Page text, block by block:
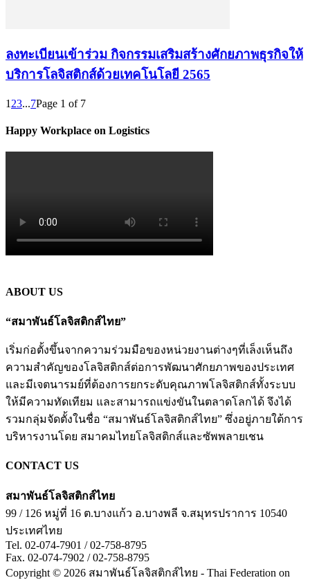
ลงทะเบียนเข้าร่วม กิจกรรมเสริมสร้างศักยภาพธุรกิจให้
บริการโลจิสติกส์ด้วยเทคโนโลยี 2565
1 23...7Page 1 of 7
Happy Workplace on Logistics
ABOUT US
“สมาพันธ์โลจิสติกส์ไทย”
เริ่มก่อตั้งขึ้นจากความร่วมมือของหน่วยงานต่างๆที่เล็งเห็นถึง
ความสำคัญของโลจิสติกส์ต่อการพัฒนาศักยภาพของประเทศ
และมีเจตนารมย์ที่ต้องการยกระดับคุณภาพโลจิสติกส์ทั้งระบบ
ให้มีความทัดเทียม และสามารถแข่งขันในตลาดโลกได้ จึงได้
รวมกลุ่มจัดตั้งในชื่อ “สมาพันธ์โลจิสติกส์ไทย” ซึ่งอยู่ภายใต้การ
บริหารงานโดย สมาคมไทยโลจิสติกส์และซัพพลายเชน
CONTACT US
สมาพันธ์โลจิสติกส์ไทย
99 / 126 หมู่ที่ 16 ต.บางแก้ว อ.บางพลี จ.สมุทรปราการ 10540
ประเทศไทย
Tel. 02-074-7901 / 02-758-8795
Fax. 02-074-7902 / 02-758-8795
Copyright © 2026 สมาพันธ์โลจิสติกส์ไทย - Thai Federation on